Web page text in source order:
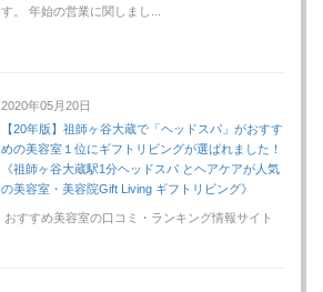
す。 年始の営業に関しまし...
2020年05月20日
【20年版】祖師ヶ谷大蔵で「ヘッドスパ」がおすす
めの美容室１位にギフトリビングが選ばれました！
《祖師ヶ谷大蔵駅1分ヘッドスパ とヘアケアが人気
の美容室・美容院Gift Living ギフトリビング》
おすすめ美容室の口コミ・ランキング情報サイト